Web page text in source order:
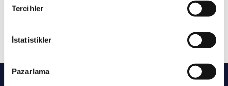
Tercihler
İstatistikler
Pazarlama
Portföy Aracılığı